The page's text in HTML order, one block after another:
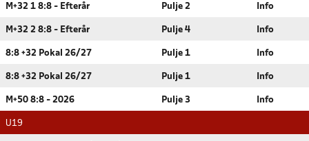
M+32 1 8:8 - Efterår Pulje 2 Info
M+32 2 8:8 - Efterår Pulje 4 Info
8:8 +32 Pokal 26/27 Pulje 1 Info
8:8 +32 Pokal 26/27 Pulje 1 Info
M+50 8:8 - 2026 Pulje 3 Info
U19